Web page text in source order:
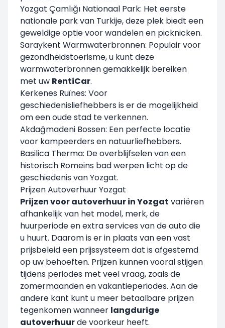
Yozgat Çamlığı Nationaal Park: Het eerste
nationale park van Turkije, deze plek biedt een
geweldige optie voor wandelen en picknicken.
Saraykent Warmwaterbronnen: Populair voor
gezondheidstoerisme, u kunt deze
warmwaterbronnen gemakkelijk bereiken
met uw RentiCar.
Kerkenes Ruïnes: Voor
geschiedenisliefhebbers is er de mogelijkheid
om een oude stad te verkennen.
Akdağmadeni Bossen: Een perfecte locatie
voor kampeerders en natuurliefhebbers.
Basilica Therma: De overblijfselen van een
historisch Romeins bad werpen licht op de
geschiedenis van Yozgat.
Prijzen Autoverhuur Yozgat
Prijzen voor autoverhuur in Yozgat variëren
afhankelijk van het model, merk, de
huurperiode en extra services van de auto die
u huurt. Daarom is er in plaats van een vast
prijsbeleid een prijssysteem dat is afgestemd
op uw behoeften. Prijzen kunnen vooral stijgen
tijdens periodes met veel vraag, zoals de
zomermaanden en vakantieperiodes. Aan de
andere kant kunt u meer betaalbare prijzen
tegenkomen wanneer langdurige
autoverhuurde voorkeur heeft.